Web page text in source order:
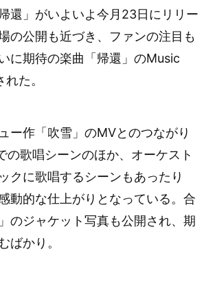
還」がいよいよ今月23日にリリー
の公開も近づき、ファンの注目も
に期待の楽曲「帰還」のMusic
た。
ー作「吹雪」のMVとのつながり
の歌唱シーンのほか、オーケスト
クに歌唱するシーンもあったり
動的な仕上がりとなっている。合
のジャケット写真も公開され、期
ばかり。